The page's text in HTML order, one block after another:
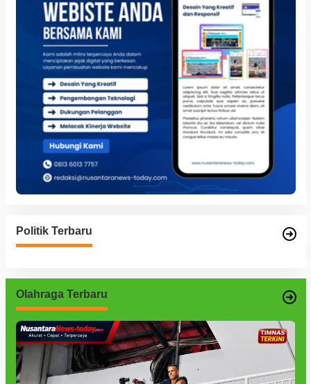
Politik Terbaru
Olahraga Terbaru